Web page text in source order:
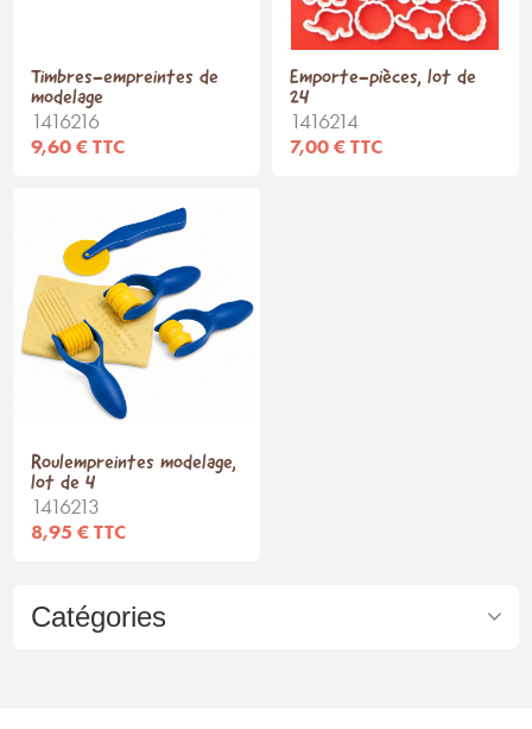
Catégories
Timbres-empreintes de
modelage
1416216
9,60 € TTC
Emporte-pièces, lot de
24
1416214
7,00 € TTC
Roulempreintes modelage,
lot de 4
1416213
8,95 € TTC